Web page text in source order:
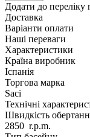
Додати до переліку
Доставка
Варіанти оплати
Наші переваги
Характеристики
Країна виробник
Іспанія
Торгова марка
Saci
Технічні
Швидкість
2850 r.p.m.